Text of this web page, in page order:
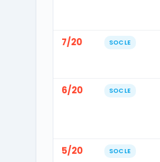
7/20 SOCLE
6/20 SOCLE
5/20 SOCLE